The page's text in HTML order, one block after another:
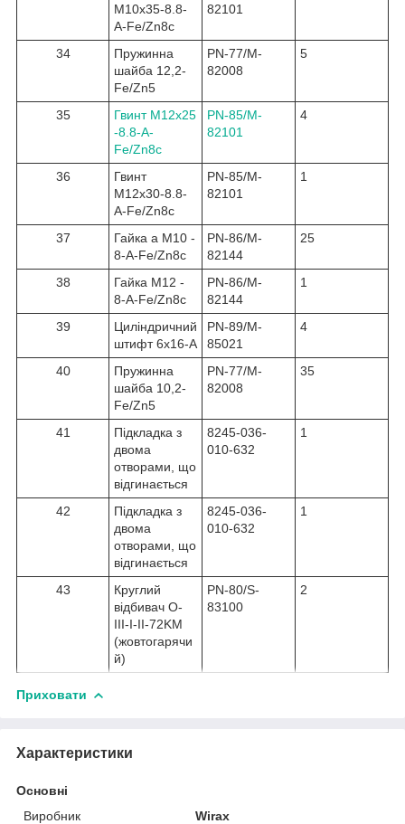
M10x35-8.8-
A-Fe/Zn8c
82101
34
Пружинна
шайба 12,2-
Fe/Zn5
PN-77/M-
82008
5
35
Гвинт M12x25
-8.8-A-
Fe/Zn8c
PN-85/M-
82101
4
36
Гвинт
M12x30-8.8-
A-Fe/Zn8c
PN-85/M-
82101
1
37
Гайка a M10 -
8-A-Fe/Zn8c
PN-86/M-
82144
25
38
Гайка M12 -
8-A-Fe/Zn8c
PN-86/M-
82144
1
39
Циліндричний
штифт 6x16-A
PN-89/M-
85021
4
40
Пружинна
шайба 10,2-
Fe/Zn5
PN-77/M-
82008
35
41
Підкладка з
двома
отворами, що
відгинається
8245-036-
010-632
1
42
Підкладка з
двома
отворами, що
відгинається
8245-036-
010-632
1
43
Круглий
відбивач O-
III-I-II-72KM
(жовтогарячи
й)
PN-80/S-
83100
2
Приховати
Характеристики
Основні
Виробник
Wirax